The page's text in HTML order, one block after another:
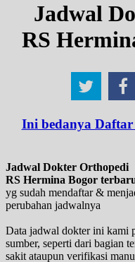
Jadwal
RS
Ini bedanya
Jadwal Dokter Orthopedi
RS Hermina Bogor
yg sudah mendaftar &
perubahan jadwalnya
Data jadwal dokter ini kami
sumber, seperti dari bagian
sakit ataupun verifikasi